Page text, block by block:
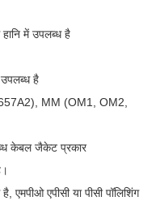
में उपलब्ध है
उपलब्ध है
MM (OM1, OM2,
केबल जैकेट प्रकार
एमपीओ एपीसी या पीसी पॉलिशिंग